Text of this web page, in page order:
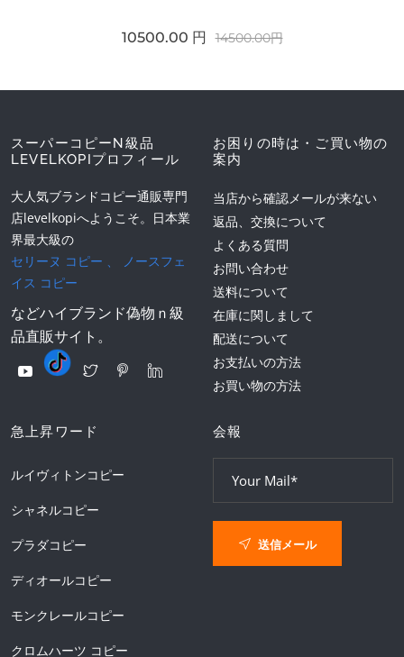
10500.00 円 14500.00円
スーパーコピーN級品
LEVELKOPIプロフィール
大人気ブランドコピー通販専門
店levelkopiへようこそ。日本業
界最大級の
セリーヌ コピー 、
ノースフェ
イス コピー
などハイブランド偽物ｎ級
品直販サイト。
お困りの時は・ご買い物の
案内
当店から確認メールが来ない
返品、交換について
よくある質問
お問い合わせ
送料について
在庫に関しまして
配送について
お支払いの方法
お買い物の方法
急上昇ワード
ルイヴィトンコピー
シャネルコピー
プラダコピー
ディオールコピー
モンクレールコピー
クロムハーツ コピー
会報
送信メール